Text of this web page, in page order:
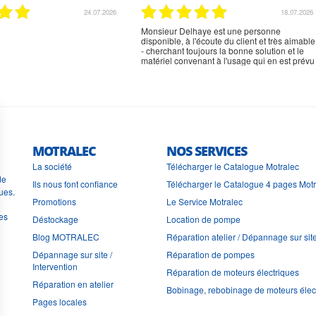
02.07.2026 02.07.2026
rien à signaler, très content
MOTRALEC
La société
Ils nous font confiance
Promotions
Déstockage
Blog MOTRALEC
Dépannage sur site /
Intervention
Réparation en atelier
Pages locales
NOS SERVICES
Télécharger le Catalogue Motralec
Télécharger le Catalogue 4 pages
Le Service Motralec
Location de pompe
Réparation atelier / Dépannage sur
Réparation de pompes
Réparation de moteurs électriques
Bobinage, rebobinage de moteurs